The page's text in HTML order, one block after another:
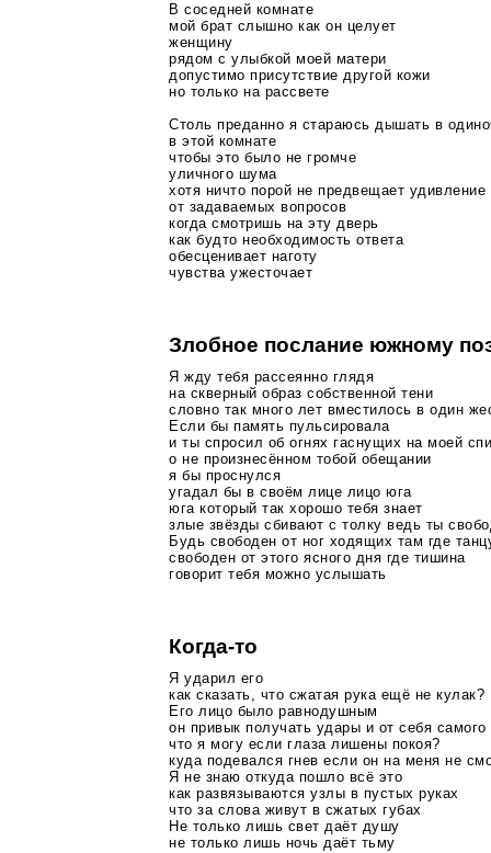
В соседней комнате
мой брат слышно как он целует
женщину
рядом с улыбкой моей матери
допустимо присутствие другой кожи
но только на рассвете
Столь преданно я стараюсь дышать в
в этой комнате
чтобы это было не громче
уличного шума
хотя ничто порой не предвещает удивление
от задаваемых вопросов
когда смотришь на эту дверь
как будто необходимость ответа
обесценивает наготу
чувства ужесточает
Злобное послание южному
Я жду тебя рассеянно глядя
на скверный образ собственной тени
словно так много лет вместилось в один
Если бы память пульсировала
и ты спросил об огнях гаснущих на моей
о не произнесённом тобой обещании
я бы проснулся
угадал бы в своём лице лицо юга
юга который так хорошо тебя знает
злые звёзды сбивают с толку ведь ты
Будь свободен от ног ходящих там где
свободен от этого ясного дня где тишина
говорит тебя можно услышать
Когда-то
Я ударил его
как сказать, что сжатая рука ещё не кулак?
Его лицо было равнодушным
он привык получать удары и от себя самого
что я могу если глаза лишены покоя?
куда подевался гнев если он на меня не
Я не знаю откуда пошло всё это
как развязываются узлы в пустых руках
что за слова живут в сжатых губах
Не только лишь свет даёт душу
не только лишь ночь даёт тьму